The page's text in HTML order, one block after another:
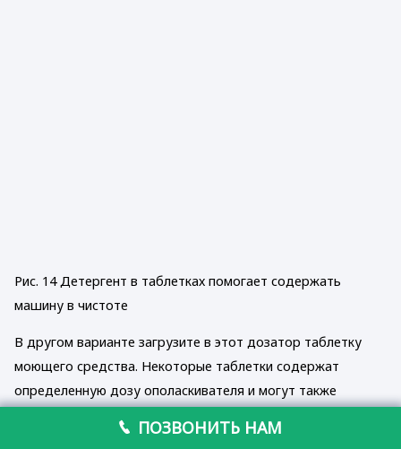
Рис. 14 Детергент в таблетках помогает содержать
машину в чистоте
В другом варианте загрузите в этот дозатор таблетку
моющего средства. Некоторые таблетки содержат
определенную дозу ополаскивателя и могут также
использовании таких комбинированных таблеток
ПОЗВОНИТЬ НАМ